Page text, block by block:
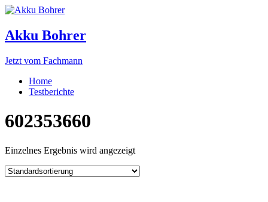
Akku Bohrer
Jetzt vom Fachmann
Home
Testberichte
602353660
Einzelnes Ergebnis wird angezeigt